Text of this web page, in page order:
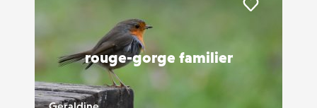
rouge-gorge familier